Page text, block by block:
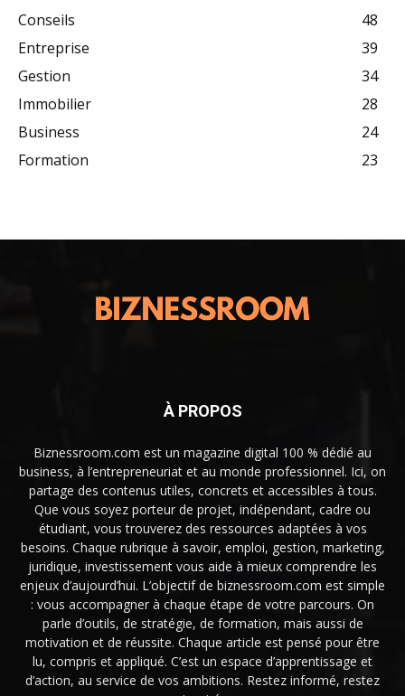
Conseils
48
Entreprise
39
Gestion
34
Immobilier
28
Business
24
Formation
23
À PROPOS
Biznessroom.com est un magazine digital 100 % dédié au
business, à l’entrepreneuriat et au monde professionnel. Ici, on
partage des contenus utiles, concrets et accessibles à tous.
Que vous soyez porteur de projet, indépendant, cadre ou
étudiant, vous trouverez des ressources adaptées à vos
besoins. Chaque rubrique à savoir, emploi, gestion, marketing,
juridique, investissement vous aide à mieux comprendre les
enjeux d’aujourd’hui. L’objectif de biznessroom.com est simple
: vous accompagner à chaque étape de votre parcours. On
parle d’outils, de stratégie, de formation, mais aussi de
motivation et de réussite. Chaque article est pensé pour être
lu, compris et appliqué. C’est un espace d’apprentissage et
d’action, au service de vos ambitions. Restez informé, restez